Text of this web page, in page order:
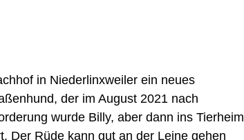
in Niederlinxweiler ein neues
der im August 2021 nach
wurde Billy, aber dann ins Tierheim
Der Rüde kann gut an der Leine gehen